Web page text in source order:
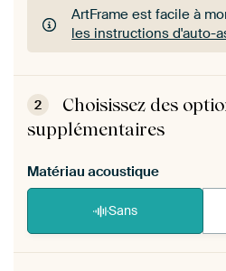
ArtFrame est facile à
les instructions d'auto-
ArtFrame est facile à
les instructions d'auto-
2
supplémentaires
Matériau acoustique
Sans